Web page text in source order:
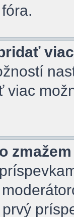
viac